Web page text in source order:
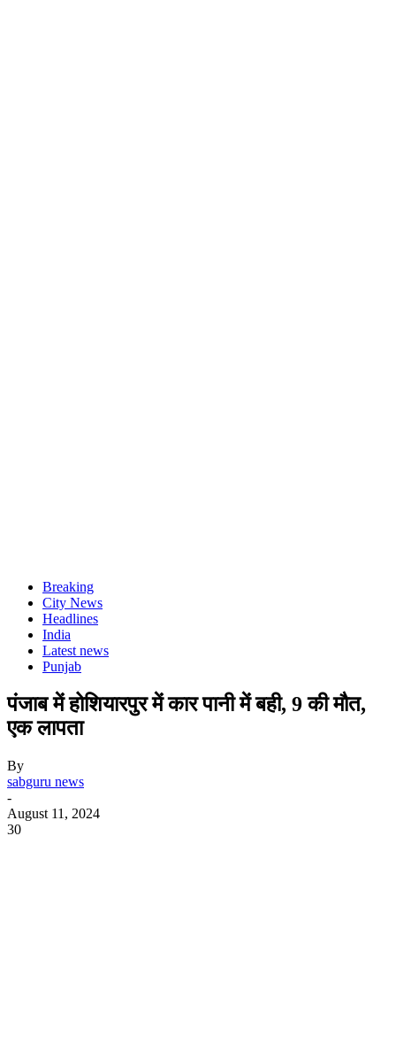
Breaking
City News
Headlines
India
Latest news
Punjab
पंजाब में होशियारपुर में कार पानी में बही, 9 की मौत,
एक लापता
By
sabguru news
-
August 11, 2024
30